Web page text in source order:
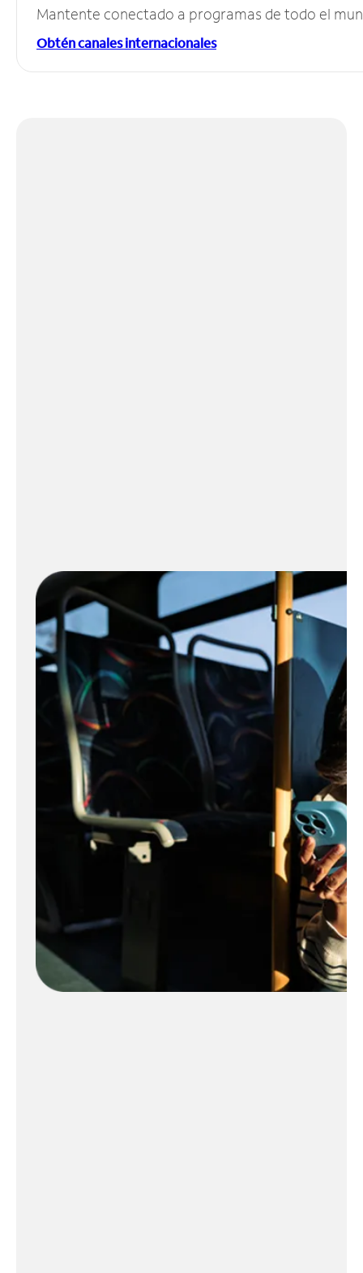
Mantente conectado a programas de todo el
Obtén canales internacionales